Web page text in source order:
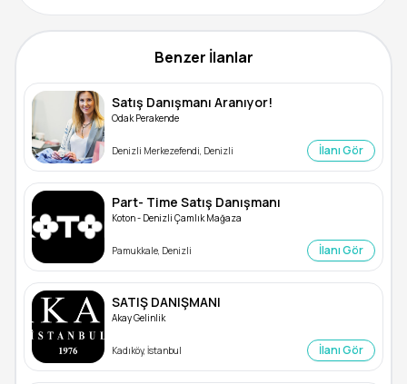
Benzer İlanlar
Satış Danışmanı Aranıyor!
Odak Perakende
Denizli Merkezefendi, Denizli İlanı Gör
Part- Time Satış Danışmanı
Koton - Denizli Çamlık Mağaza
Pamukkale, Denizli İlanı Gör
SATIŞ DANIŞMANI
Akay Gelinlik
Kadıköy, İstanbul İlanı Gör